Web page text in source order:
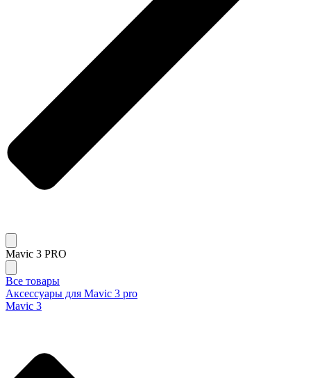
Mavic 3 PRO
Все товары
Аксессуары для Mavic 3 pro
Mavic 3